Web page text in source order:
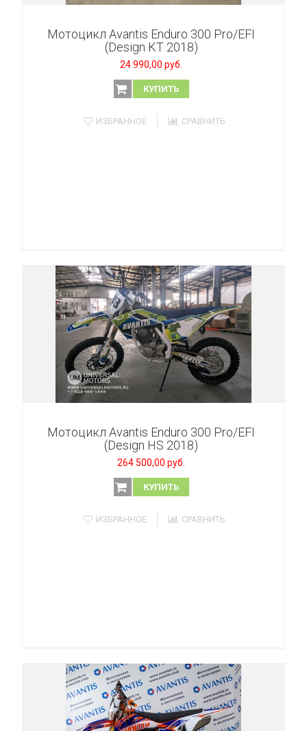
Мотоцикл Avantis Enduro 300 Pro/EFI
(Design KT 2018)
24 990,00 руб.
КУПИТЬ
ИЗБРАННОЕ СРАВНИТЬ
Мотоцикл Avantis Enduro 300 Pro/EFI
(Design HS 2018)
264 500,00 руб.
КУПИТЬ
ИЗБРАННОЕ СРАВНИТЬ